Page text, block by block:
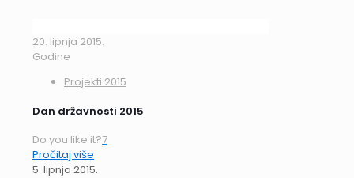
20. lipnja 2015.
Godine
Projekti 2015
Dan državnosti 2015
Do you like it?7
Pročitaj više
5. lipnja 2015.